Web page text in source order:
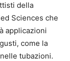
della
Sciences che
applicazioni
come la
tubazioni.